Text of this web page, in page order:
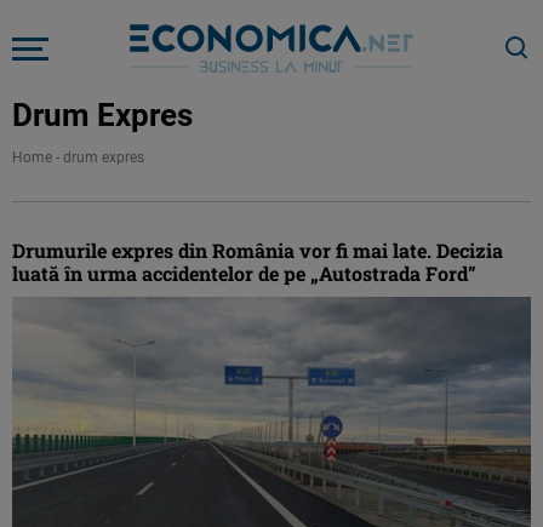
Drum Expres
Home - drum expres
Drumurile expres din România vor fi mai late. Decizia
luată în urma accidentelor de pe „Autostrada Ford”